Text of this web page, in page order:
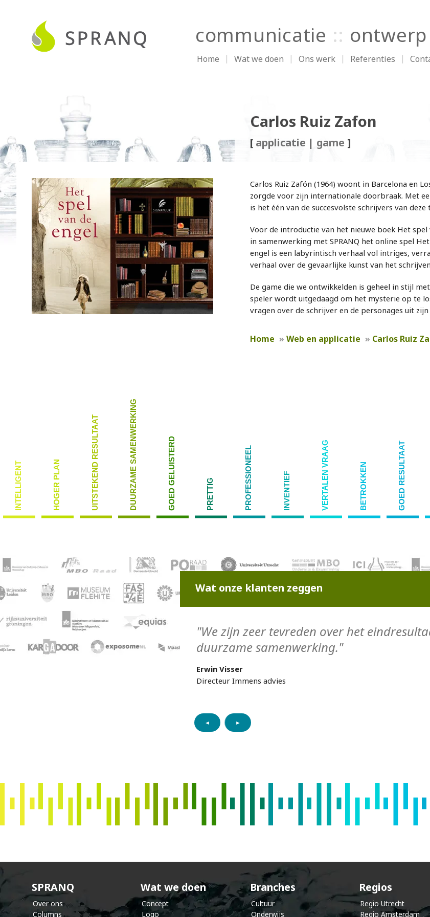
communicatie :: ontwerp
Home Wat we doen Ons werk Referenties
Carlos Ruiz Zafon
[ applicatie | game ]
Carlos Ruiz Zafón (1964) woont in Barcelona en
zorgde voor zijn internationale doorbraak. Met
is het één van de succesvolste schrijvers van deze
Voor de introductie van het nieuwe boek Het
in samenwerking met SPRANQ het online spel
engel is een labyrintisch verhaal vol intriges,
verhaal over de gevaarlijke kunst van het
De game die we ontwikkelden is geheel in stijl
speler wordt uitgedaagd om het mysterie op te
vragen over de schrijver en de personages uit zijn
Home » Web en applicatie » Carlos Ruiz
INTELLIGENT HOGER PLAN UITSTEKEND RESULTAAT DUURZAME SAMENWERKING GOED GELUISTERD PRETTIG PROFESSIONEEL INVENTIEF VERTALEN VRAAG BETROKKEN GOED RESULTAAT
Wat onze klanten zeggen
"We zijn zeer tevreden over het
duurzame samenwerking."
Erwin Visser
Directeur Immens advies
◄ ►
sp ra nke le nd
SPRANQ
Over ons
Columns
Wat we doen
Concept
Logo
Branches
Cultuur
Onderwijs
Regios
Regio Utrecht
Regio Amsterdam